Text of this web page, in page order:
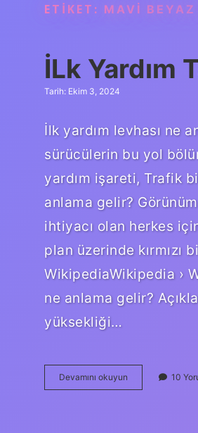
ETIKET: MAVI BEYAZ
İLk Yardım
Tarih: Ekim 3, 2024
İlk yardım levhası ne
sürücülerin bu yol
yardım işareti, Trafik
anlama gelir?
ihtiyacı olan herkes
plan üzerinde
WikipediaWikipedia ›
ne anlama gelir?
yüksekliği…
Devamını okuyun
Yardım
10